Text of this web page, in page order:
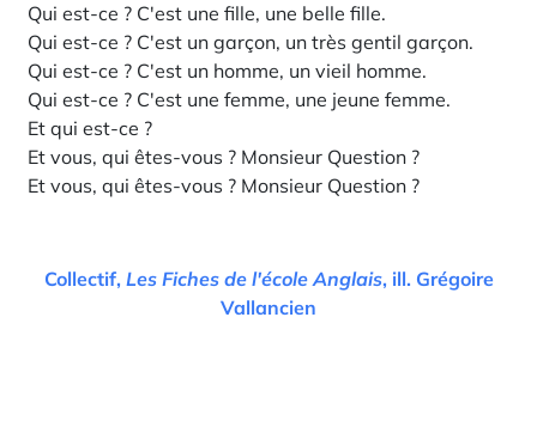
Qui est-ce ? C'est une fille, une belle fille.
Qui est-ce ? C'est un garçon, un très gentil garçon.
Qui est-ce ? C'est un homme, un vieil homme.
Qui est-ce ? C'est une femme, une jeune femme.
Et qui est-ce ?
Et vous, qui êtes-vous ? Monsieur Question ?
Et vous, qui êtes-vous ? Monsieur Question ?
Collectif, Les Fiches de l'école Anglais, ill. Grégoire
Vallancien